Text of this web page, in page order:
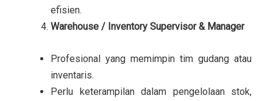
efisien.
Warehouse / Inventory Supervisor & Manager
Profesional yang memimpin tim gudang atau
inventaris.
Perlu keterampilan dalam pengelolaan stok,